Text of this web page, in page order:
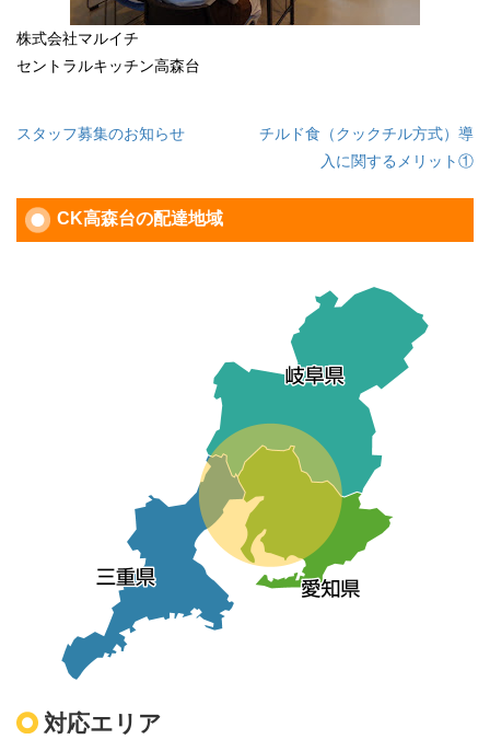
株式会社マルイチ
セントラルキッチン高森台
投
ナ
ビ
スタッフ募集のお知らせ
チルド食（クックチル方式）導
入に関するメリット①
CK高森台の配達地域
対応エリア